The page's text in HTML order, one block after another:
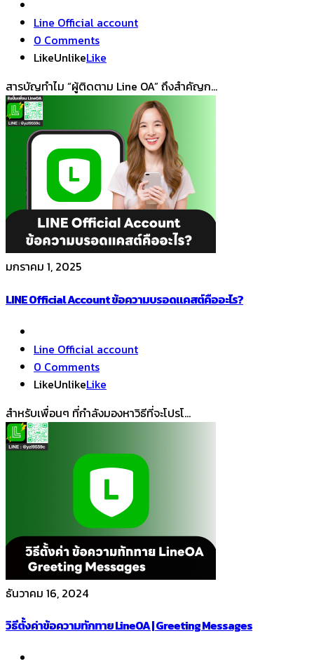
Line Official account
0 Comments
LikeUnlikeLike
สารบัญทำไม “ผู้ติดตาม Line OA” ถึงสำคัญก...
มกราคม 1, 2025
LINE Official Account ข้อความบรอดแคสต์คืออะไร?
Line Official account
0 Comments
LikeUnlikeLike
สำหรับเพื่อนๆ ที่กำลังมองหาวิธีที่จะโปรโ...
ธันวาคม 16, 2024
วิธีตั้งค่าข้อความทักทาย LineOA | Greeting Messages